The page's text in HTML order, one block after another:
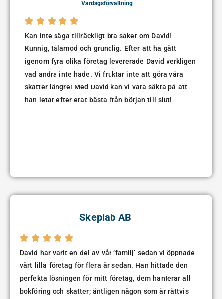
Vardagsförvaltning
    
Kan inte säga tillräckligt bra saker om David!
Kunnig, tålamod och grundlig. Efter att ha gått
igenom fyra olika företag levererade David verkligen
vad andra inte hade. Vi fruktar inte att göra våra
skatter längre! Med David kan vi vara säkra på att
han letar efter erat bästa från början till slut!
Skepiab AB
    
David har varit en del av vår ‘familj’ sedan vi öppnade
vårt lilla företag för flera år sedan. Han hittade den
perfekta lösningen för mitt företag, dem hanterar all
bokföring och skatter; äntligen någon som är rättvis